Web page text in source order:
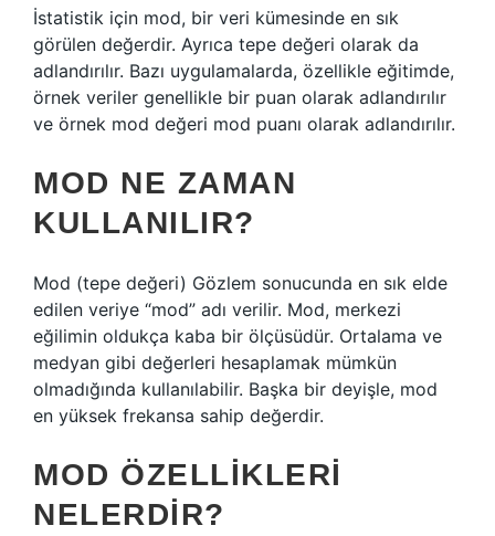
İstatistik için mod, bir veri kümesinde en sık
görülen değerdir. Ayrıca tepe değeri olarak da
adlandırılır. Bazı uygulamalarda, özellikle eğitimde,
örnek veriler genellikle bir puan olarak adlandırılır
ve örnek mod değeri mod puanı olarak adlandırılır.
MOD NE ZAMAN
KULLANILIR?
Mod (tepe değeri) Gözlem sonucunda en sık elde
edilen veriye “mod” adı verilir. Mod, merkezi
eğilimin oldukça kaba bir ölçüsüdür. Ortalama ve
medyan gibi değerleri hesaplamak mümkün
olmadığında kullanılabilir. Başka bir deyişle, mod
en yüksek frekansa sahip değerdir.
MOD ÖZELLIKLERI
NELERDIR?